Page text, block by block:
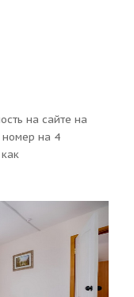
на сайте на
номер на 4